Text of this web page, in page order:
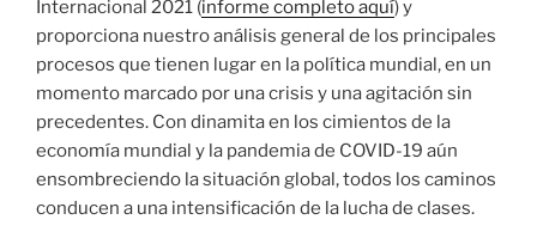
Internacional 2021 (informe completo aquí) y
proporciona nuestro análisis general de los principales
procesos que tienen lugar en la política mundial, en un
momento marcado por una crisis y una agitación sin
precedentes. Con dinamita en los cimientos de la
economía mundial y la pandemia de COVID-19 aún
ensombreciendo la situación global, todos los caminos
conducen a una intensificación de la lucha de clases.